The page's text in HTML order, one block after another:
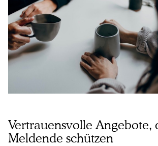
Vertrauensvolle Angebote,
Meldende schützen